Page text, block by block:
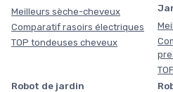
Meilleurs sèche-cheveux
Comparatif rasoirs électriques
TOP tondeuses cheveux
Robot de jardin